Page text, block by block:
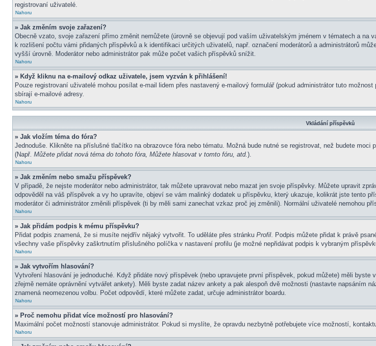
registrovaní uživatelé.
Nahoru
» Jak změním svoje zařazení?
Obecně vzato, svoje zařazení přímo změnit nemůžete (úrovně se objevují pod vaším uživatelským jménem v tématech a
k rozlišení počtu vámi přidaných příspěvků a k identifikaci určitých uživatelů, např. označení moderátorů a administrátorů
vyšší úrovně. Moderátor nebo administrátor pak může počet vašich příspěvků snížit.
Nahoru
» Když kliknu na e-mailový odkaz uživatele, jsem vyzván k přihlášení!
Pouze registrovaní uživatelé mohou posílat e-mail lidem přes nastavený e-mailový formulář (pokud administrátor tuto
sbírají e-mailové adresy.
Nahoru
Vkládání příspěvků
» Jak vložím téma do fóra?
Jednoduše. Klikněte na příslušné tlačítko na obrazovce fóra nebo tématu. Možná bude nutné se registrovat, než budete
(Např. Můžete přidat nová téma do tohoto fóra, Můžete hlasovat v tomto fóru, atd.).
Nahoru
» Jak změním nebo smažu příspěvek?
V případě, že nejste moderátor nebo administrátor, tak můžete upravovat nebo mazat jen svoje příspěvky. Můžete upravit
odpověděl na váš příspěvek a vy ho upravíte, objeví se vám malinký dodatek u příspěvku, který ukazuje, kolikrát jste tento
moderátor či administrátor změnili příspěvek (ti by měli sami zanechat vzkaz proč jej změnili). Normální uživatelé nemohou
Nahoru
» Jak přidám podpis k mému příspěvku?
Přidat podpis znamená, že si musíte nejdřív nějaký vytvořit. To uděláte přes stránku Profil. Podpis můžete přidat k právě
všechny vaše příspěvky zaškrtnutím příslušného políčka v nastavení profilu (je možné nepřidávat podpis k vybraným
Nahoru
» Jak vytvořím hlasování?
Vytvoření hlasování je jednoduché. Když přidáte nový příspěvek (nebo upravujete první příspěvek, pokud můžete) měli byste
zřejmě nemáte oprávnění vytvářet ankety). Měli byste zadat název ankety a pak alespoň dvě možnosti (nastavte napsáním
znamená neomezenou volbu. Počet odpovědí, které můžete zadat, určuje administrátor boardu.
Nahoru
» Proč nemohu přidat více možností pro hlasování?
Maximální počet možností stanovuje administrátor. Pokud si myslíte, že opravdu nezbytně potřebujete více možností,
Nahoru